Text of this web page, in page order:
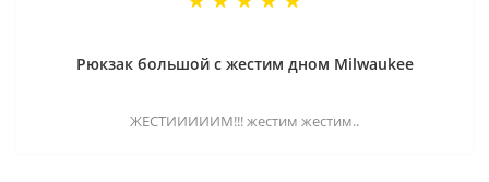
Рюкзак большой с жестим дном Milwaukee
ЖЕСТИИИИИМ!!! жестим жестим..